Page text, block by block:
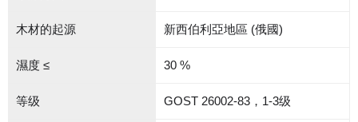
木材的起源 新西伯利亞地區 (俄國)
濕度 ≤ 30 %
等级 GOST 26002-83，1-3级